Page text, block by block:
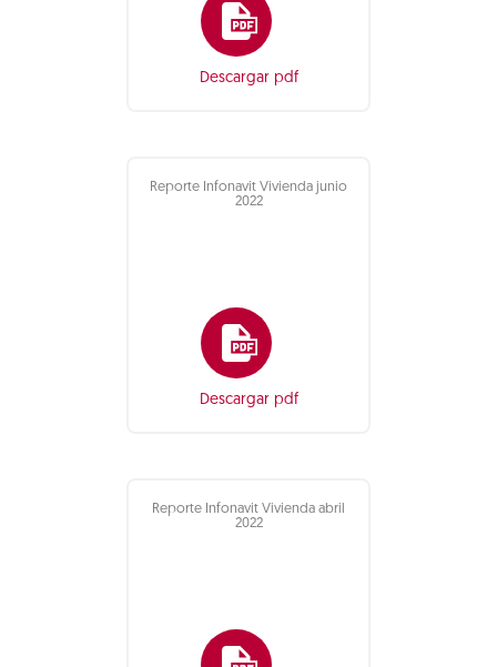
Descargar pdf
Reporte Infonavit Vivienda junio
2022
Descargar pdf
Reporte Infonavit Vivienda abril
2022